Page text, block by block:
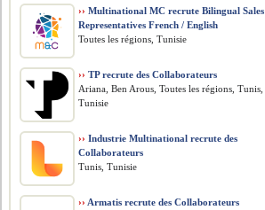
›› Multinational MC recrute Bilingual Sales
Representatives French / English
Toutes les régions, Tunisie
›› TP recrute des Collaborateurs
Ariana, Ben Arous, Toutes les régions, Tunis,
Tunisie
›› Industrie Multinational recrute des
Collaborateurs
Tunis, Tunisie
›› Armatis recrute des Collaborateurs